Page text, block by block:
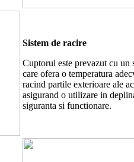
Sistem de racire
Cuptorul este prevazut cu un
care ofera o temperatura
racind partile exterioare ale
asigurand o utilizare in
siguranta si functionare.